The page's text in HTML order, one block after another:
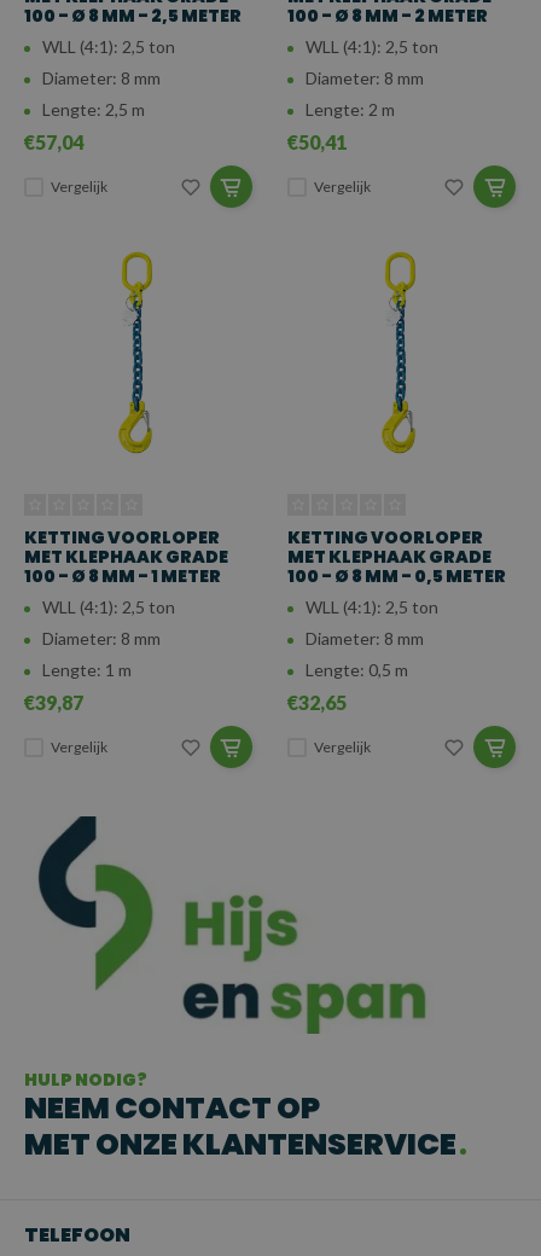
100 - Ø 8 MM - 2,5 METER
WLL (4:1): 2,5 ton
Diameter: 8 mm
Lengte: 2,5 m
€57,04
Vergelijk
100 - Ø 8 MM - 2 METER
WLL (4:1): 2,5 ton
Diameter: 8 mm
Lengte: 2 m
€50,41
Vergelijk
KETTING VOORLOPER
MET KLEPHAAK GRADE
100 - Ø 8 MM - 1 METER
WLL (4:1): 2,5 ton
Diameter: 8 mm
Lengte: 1 m
€39,87
Vergelijk
KETTING VOORLOPER
MET KLEPHAAK GRADE
100 - Ø 8 MM - 0,5 METER
WLL (4:1): 2,5 ton
Diameter: 8 mm
Lengte: 0,5 m
€32,65
Vergelijk
HULP NODIG?
NEEM CONTACT OP
MET ONZE KLANTENSERVICE
TELEFOON